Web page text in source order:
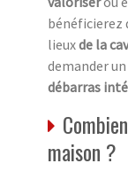
bénéficierez
lieuxde la
demander un
débarras
maison ?